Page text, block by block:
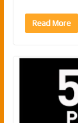
Read More